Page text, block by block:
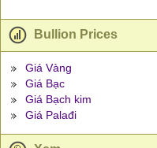
Bullion Prices
Giá Vàng
Giá Bạc
Giá Bạch kim
Giá Palađi